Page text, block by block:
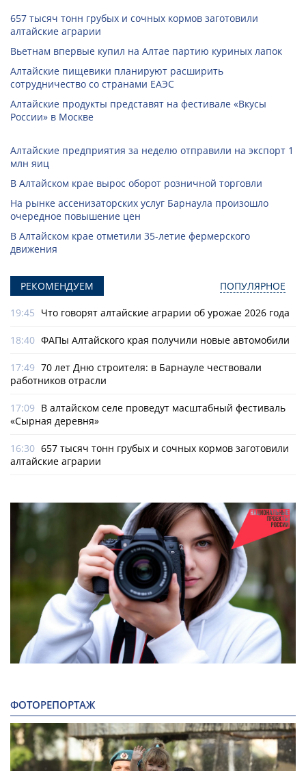
657 тысяч тонн грубых и сочных кормов заготовили
алтайские аграрии
Вьетнам впервые купил на Алтае партию куриных лапок
Алтайские пищевики планируют расширить
сотрудничество со странами ЕАЭС
Алтайские продукты представят на фестивале «Вкусы
России» в Москве
Алтайские предприятия за неделю отправили на экспорт 1
млн яиц
В Алтайском крае вырос оборот розничной торговли
На рынке ассенизаторских услуг Барнаула произошло
очередное повышение цен
В Алтайском крае отметили 35-летие фермерского
движения
РЕКОМЕНДУЕМ ПОПУЛЯРНОЕ
19:45 Что говорят алтайские аграрии об урожае 2026 года
18:40 ФАПы Алтайского края получили новые автомобили
17:49 70 лет Дню строителя: в Барнауле чествовали
работников отрасли
17:09 В алтайском селе проведут масштабный фестиваль
«Сырная деревня»
16:30 657 тысяч тонн грубых и сочных кормов заготовили
алтайские аграрии
ФОТОРЕПОРТАЖ